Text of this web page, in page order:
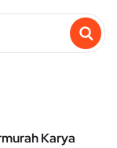
Karya